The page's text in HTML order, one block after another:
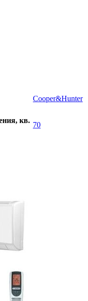
Cooper&Hunter
кв.
70